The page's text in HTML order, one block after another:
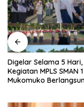
Digelar Selama 5 Hari,
Kegiatan MPLS SMAN 1
Mukomuko